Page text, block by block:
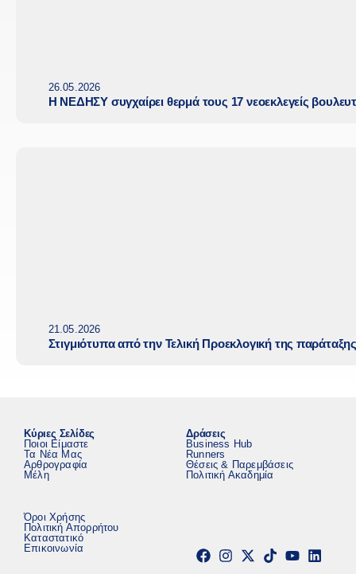
26.05.2026
Η ΝΕΔΗΣΥ συγχαίρει θερμά τους 17 νεοεκλεγείς
21.05.2026
Στιγμιότυπα από την Τελική Προεκλογική της
Κύριες Σελίδες
Ποιοι Είμαστε
Τα Νέα Μας
Αρθρογραφία
Μέλη
Δράσεις
Business Hub
Runners
Θέσεις & Παρεμβάσεις
Πολιτική Ακαδημία
Όροι Χρήσης
Πολιτική Απορρήτου
Καταστατικό
Επικοινωνία